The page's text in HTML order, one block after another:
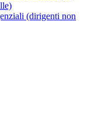
(dirigenti non